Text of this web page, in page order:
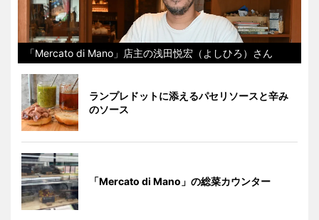
「Mercato di Mano」店主の浅田悦宏（よしひろ）さん
ランプレドットに添えるパセリソースと辛み
のソース
「Mercato di Mano」の総菜カウンター